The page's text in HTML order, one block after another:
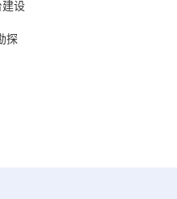
将整合目前分布在康涅狄格州
个地点的业务。该设施预计于
，若最终设计和租户装修工...
建设
探